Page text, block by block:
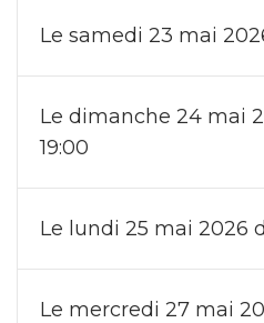
Le samedi 23 mai
Le dimanche 24 mai
19:00
Le lundi 25 mai 2026
Le mercredi 27 mai